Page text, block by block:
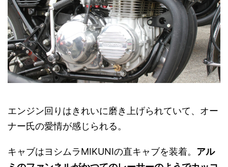
エンジン回りはきれいに磨き上げられていて、オー
ナー氏の愛情が感じられる。
キャブはヨシムラMIKUNIの直キャブを装着。 アル